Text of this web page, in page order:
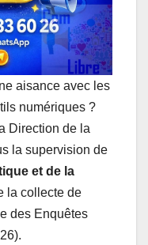
aisance avec les
numériques ?
Direction de la
la supervision de
et de la
la collecte de
des Enquêtes